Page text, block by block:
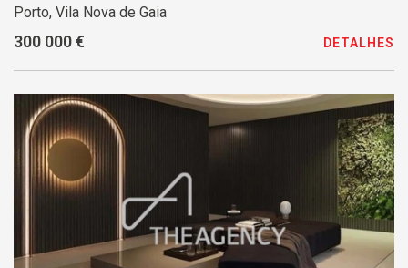
Porto, Vila Nova de Gaia
300 000 € DETALHES